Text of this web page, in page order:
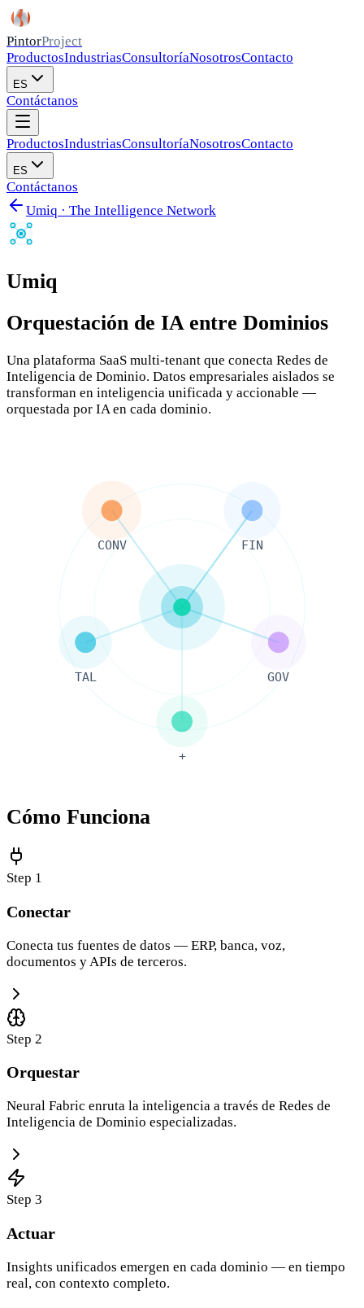
PintorProject
ProductosIndustriasConsultoríaNosotrosContacto
ES
Contáctanos
ProductosIndustriasConsultoríaNosotrosContacto
ES
Contáctanos
Umiq · The Intelligence Network
Umiq
Orquestación de IA entre Dominios
Una plataforma SaaS multi-tenant que conecta Redes de
Inteligencia de Dominio. Datos empresariales aislados se
transforman en inteligencia unificada y accionable —
orquestada por IA en cada dominio.
CONV FIN
GOV
TAL
+
Cómo Funciona
Step 1
Conectar
Conecta tus fuentes de datos — ERP, banca, voz,
documentos y APIs de terceros.
Step 2
Orquestar
Neural Fabric enruta la inteligencia a través de Redes de
Inteligencia de Dominio especializadas.
Step 3
Actuar
Insights unificados emergen en cada dominio — en tiempo
real, con contexto completo.